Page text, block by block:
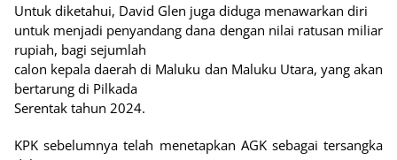
Untuk diketahui, David Glen juga diduga menawarkan diri
untuk menjadi penyandang dana dengan nilai ratusan miliar
rupiah, bagi sejumlah
calon kepala daerah di Maluku dan Maluku Utara, yang akan
bertarung di Pilkada
Serentak tahun 2024.
KPK sebelumnya telah menetapkan AGK sebagai tersangka